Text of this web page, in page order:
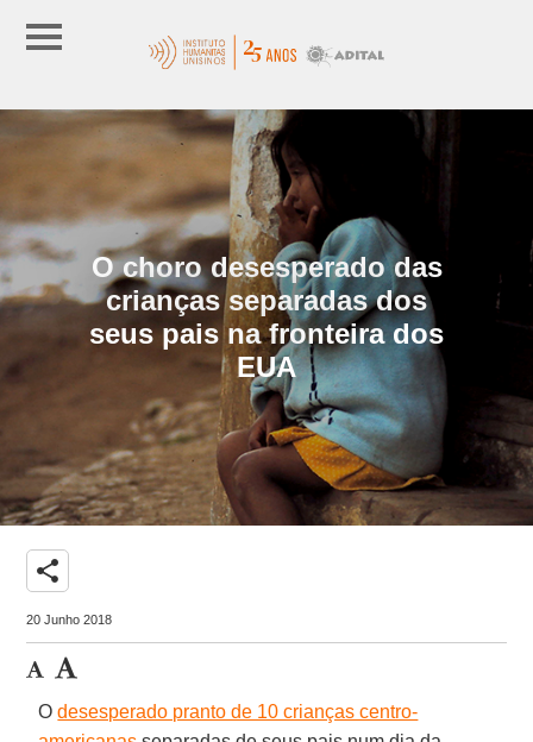
O choro desesperado das
crianças separadas dos
seus pais na fronteira dos
EUA
share
20 Junho 2018
Odesesperado pranto de 10 crianças centro-